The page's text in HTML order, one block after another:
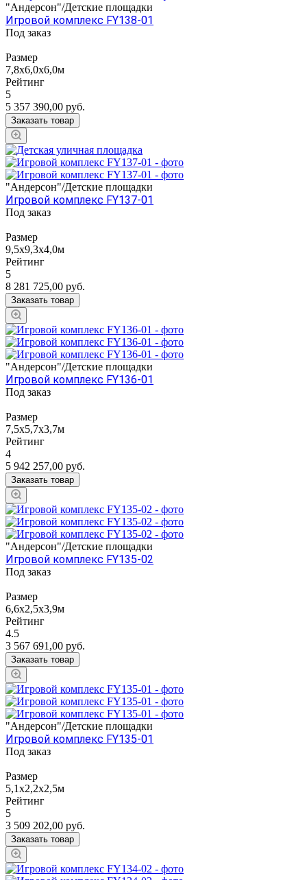
"Андерсон"/Детские площадки
Игровой комплекс FY138-01
Под заказ
Размер
7,8х6,0х6,0м
Рейтинг
5
5 357 390,00 руб.
Заказать товар
"Андерсон"/Детские площадки
Игровой комплекс FY137-01
Под заказ
Размер
9,5х9,3х4,0м
Рейтинг
5
8 281 725,00 руб.
Заказать товар
"Андерсон"/Детские площадки
Игровой комплекс FY136-01
Под заказ
Размер
7,5х5,7х3,7м
Рейтинг
4
5 942 257,00 руб.
Заказать товар
"Андерсон"/Детские площадки
Игровой комплекс FY135-02
Под заказ
Размер
6,6х2,5х3,9м
Рейтинг
4.5
3 567 691,00 руб.
Заказать товар
"Андерсон"/Детские площадки
Игровой комплекс FY135-01
Под заказ
Размер
5,1х2,2х2,5м
Рейтинг
5
3 509 202,00 руб.
Заказать товар